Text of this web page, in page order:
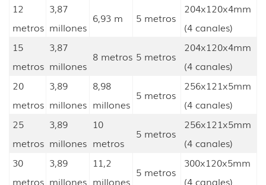
12
metros
3,87
millones
6,93 m 5 metros
204x120x4mm
(4 canales)
15
metros
3,87
millones
8 metros 5 metros
204x120x4mm
(4 canales)
20
metros
3,89
millones
8,98
millones
5 metros
256x121x5mm
(4 canales)
25
metros
3,89
millones
10
metros
5 metros
256x121x5mm
(4 canales)
30
metros
3,89
millones
11,2
millones
5 metros
300x120x5mm
(4 canales)